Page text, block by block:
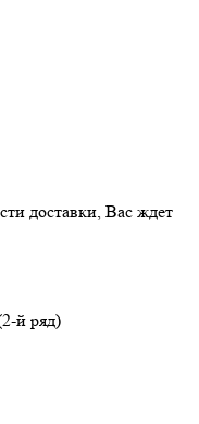
доставки, Вас ждет
й ряд)